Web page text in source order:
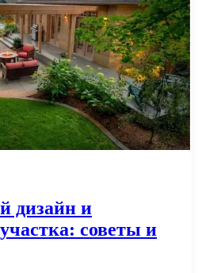
дизайн и
советы и